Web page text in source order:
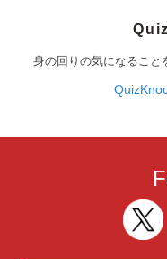
身の回りの気になること